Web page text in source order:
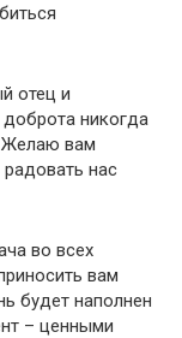
отец и
никогда
Желаю вам
нас
во всех
вам
будет наполнен
– ценными